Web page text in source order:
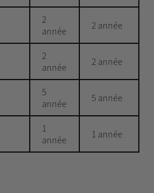
2
année
2 année
2
année
2 année
5
année
5 année
1
année
1 année